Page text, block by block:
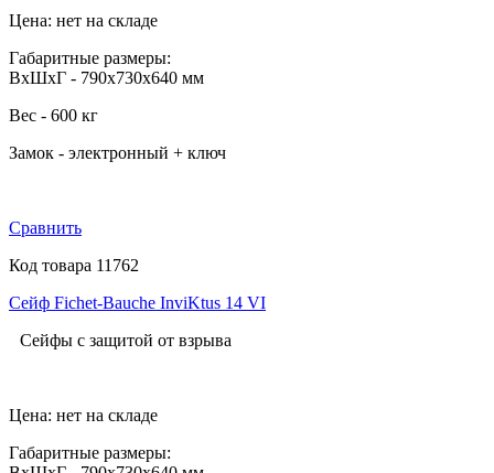
Цена: нет на складе
Габаритные размеры:
ВхШхГ - 790х730х640 мм
Вес - 600 кг
Замок - электронный + ключ
Сравнить
Код товара 11762
Сейф Fichet-Bauche InviKtus 14 VI
Сейфы с защитой от взрыва
Цена: нет на складе
Габаритные размеры: